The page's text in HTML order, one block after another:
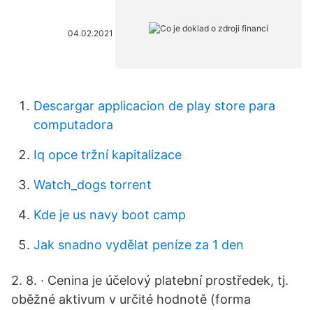
04.02.2021
Descargar applicacion de play store para
computadora
Iq opce tržní kapitalizace
Watch_dogs torrent
Kde je us navy boot camp
Jak snadno vydělat peníze za 1 den
2. 8. · Cenina je účelový platební prostředek, tj.
oběžné aktivum v určité hodnotě (forma